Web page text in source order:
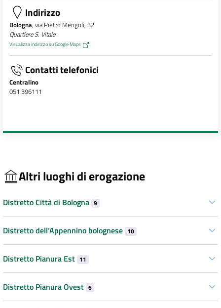
Indirizzo
Bologna, via Pietro Mengoli, 32
Quartiere S. Vitale
Visualizza indirizzo su Google Maps
Contatti telefonici
Centralino
051 396111
Altri luoghi di erogazione
Distretto Città di Bologna 9
Distretto dell’Appennino bolognese 10
Distretto Pianura Est 11
Distretto Pianura Ovest 6